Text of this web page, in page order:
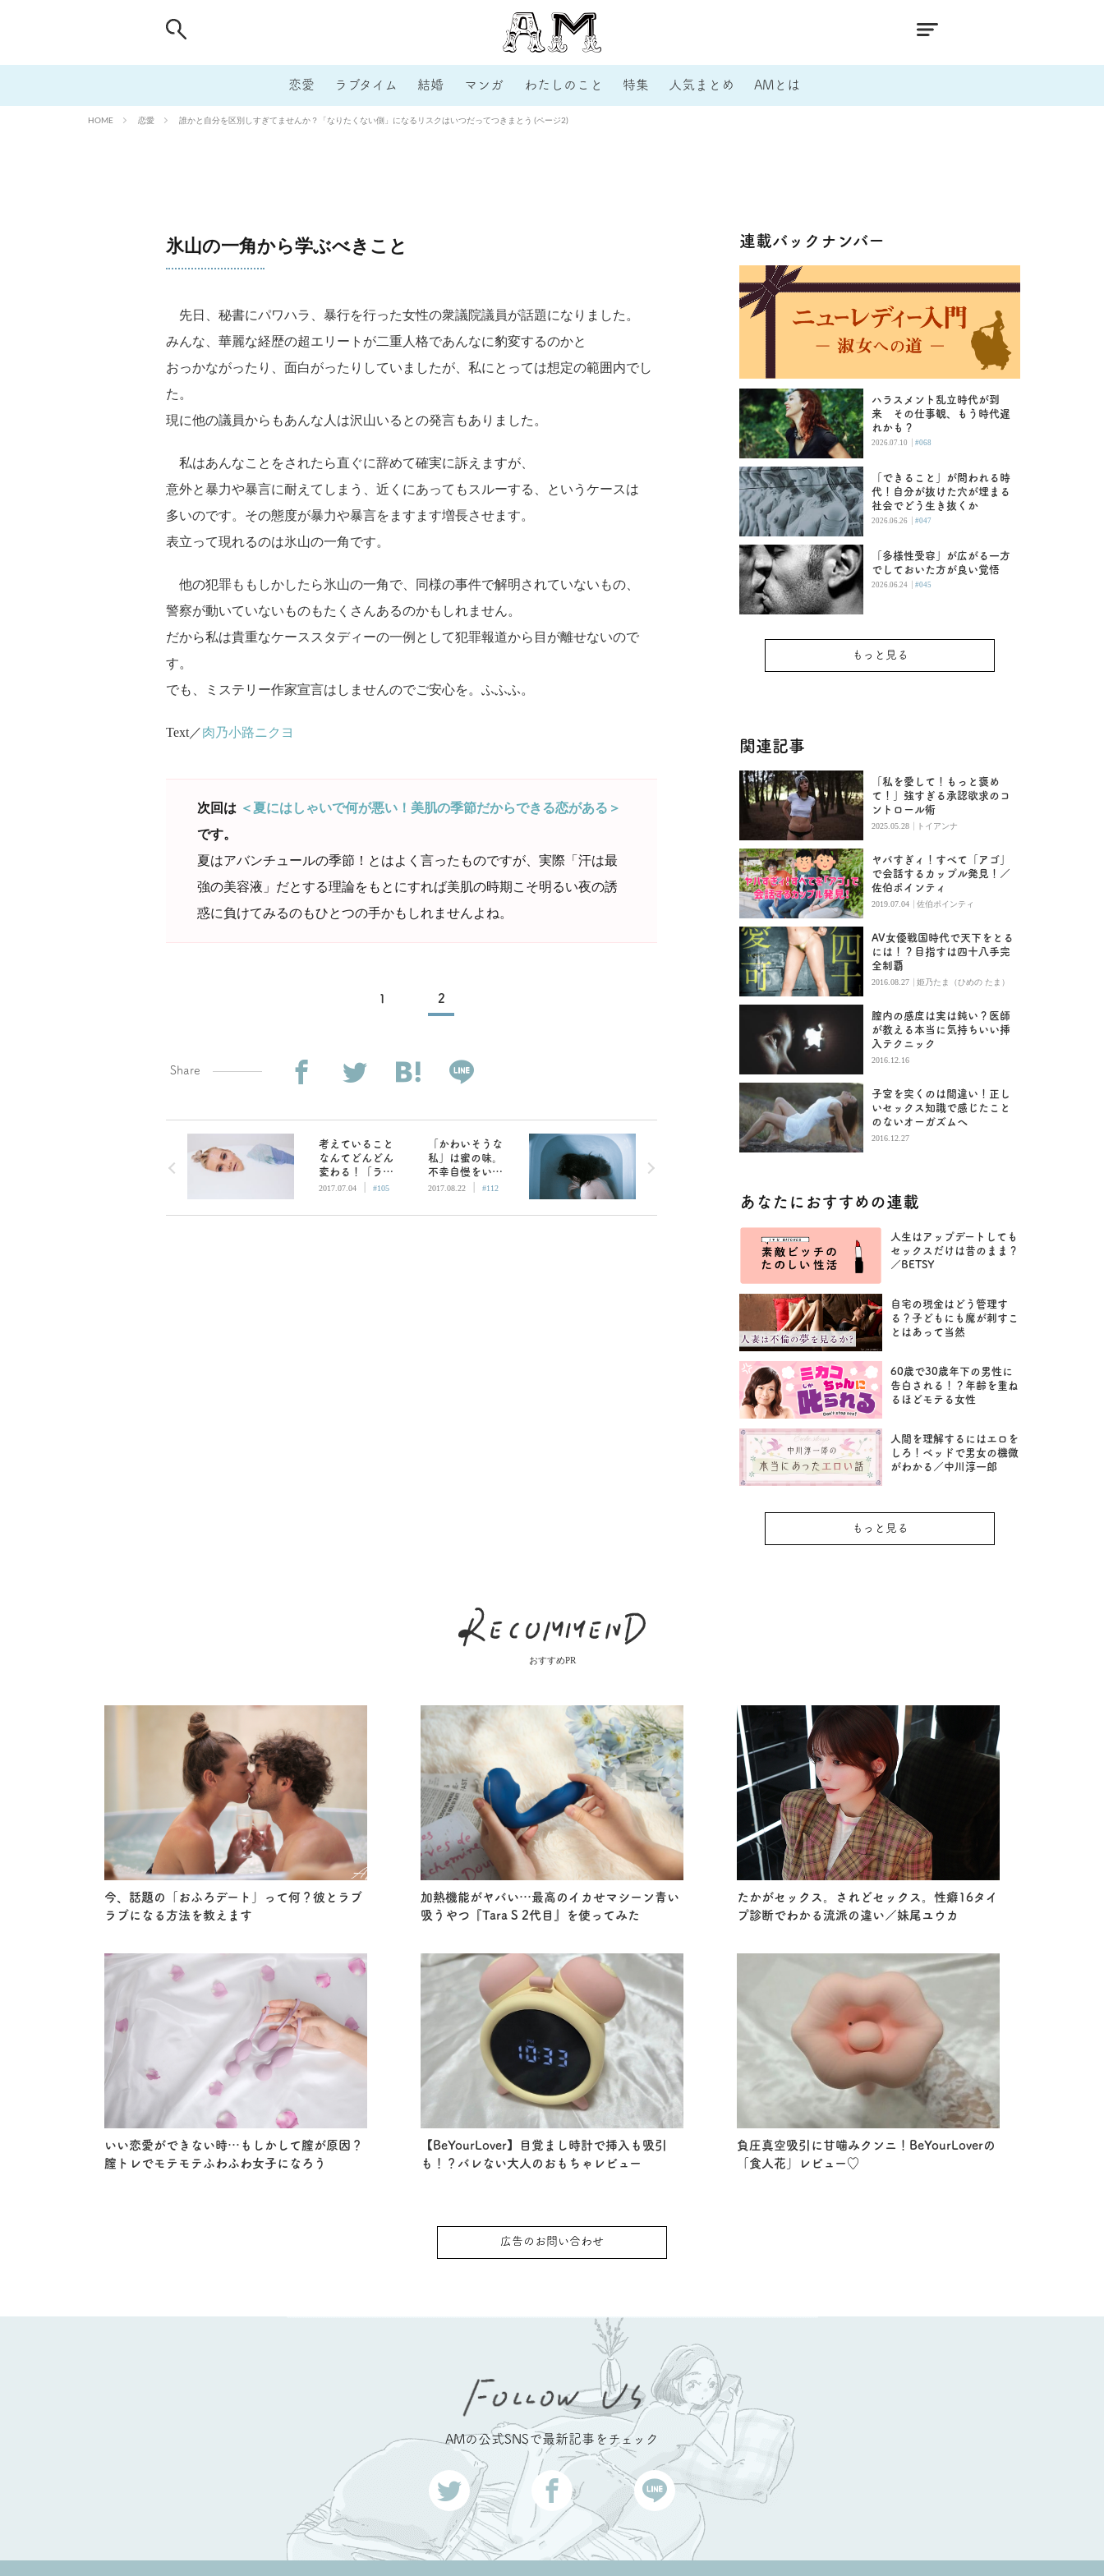
恋愛 ラブタイム 結婚 マンガ わたしのこと 特集 人気まとめ AMとは
HOME 恋愛 誰かと自分を区別しすぎてませんか？「なりたくない側」になるリスクはいつだってつきまとう (ページ2)
氷山の一角から学ぶべきこと
先日、秘書にパワハラ、暴行を行った女性の衆議院議員が話題になりました。
みんな、華麗な経歴の超エリートが二重人格であんなに豹変するのかと
おっかながったり、面白がったりしていましたが、私にとっては想定の範囲内でし
た。
現に他の議員からもあんな人は沢山いるとの発言もありました。
私はあんなことをされたら直ぐに辞めて確実に訴えますが、
意外と暴力や暴言に耐えてしまう、近くにあってもスルーする、というケースは
多いのです。その態度が暴力や暴言をますます増長させます。
表立って現れるのは氷山の一角です。
他の犯罪ももしかしたら氷山の一角で、同様の事件で解明されていないもの、
警察が動いていないものもたくさんあるのかもしれません。
だから私は貴重なケーススタディーの一例として犯罪報道から目が離せないので
す。
でも、ミステリー作家宣言はしませんのでご安心を。ふふふ。
Text／肉乃小路ニクヨ
次回は ＜夏にはしゃいで何が悪い！美肌の季節だからできる恋がある＞
です。
夏はアバンチュールの季節！とはよく言ったものですが、実際「汗は最
強の美容液」だとする理論をもとにすれば美肌の時期こそ明るい夜の誘
惑に負けてみるのもひとつの手かもしれませんよね。
1 2
Share
考えていること
なんてどんどん
変わる！「ライ
ブ感」を生かし
進め方
2017.07.04 | #105
「かわいそうな
私」は蜜の味。
不幸自慢をいま
すぐやめたほう
2017.08.22 | #112
連載バックナンバー
ハラスメント乱立時代が到
来 その仕事観、もう時代遅
れかも？
2026.07.10 | #068
「できること」が問われる時
代！自分が抜けた穴が埋まる
社会でどう生き抜くか
2026.06.26 | #047
「多様性受容」が広がる一方
でしておいた方が良い覚悟
2026.06.24 | #045
もっと見る
関連記事
「私を愛して！もっと褒め
て！」強すぎる承認欲求のコ
ントロール術
2025.05.28 | トイアンナ
ヤバすぎィ！すべて「アゴ」
で会話するカップル発見！／
佐伯ポインティ
2019.07.04 | 佐伯ポインティ
AV女優戦国時代で天下をとる
には！？目指すは四十八手完
全制覇
2016.08.27 | 姫乃たま（ひめの たま）
膣内の感度は実は鈍い？医師
が教える本当に気持ちいい挿
入テクニック
2016.12.16
子宮を突くのは間違い！正し
いセックス知識で感じたこと
のないオーガズムへ
2016.12.27
あなたにおすすめの連載
人生はアップデートしても
セックスだけは昔のまま？
／BETSY
自宅の現金はどう管理す
る？子どもにも魔が刺すこ
とはあって当然
60歳で30歳年下の男性に
告白される！？年齢を重ね
るほどモテる女性
人間を理解するにはエロを
しろ！ベッドで男女の機微
がわかる／中川淳一郎
もっと見る
おすすめPR
今、話題の「おふろデート」って何？彼とラブ
ラブになる方法を教えます
加熱機能がヤバい…最高のイカせマシーン青い
吸うやつ『Tara S 2代目』を使ってみた
たかがセックス。されどセックス。性癖16タイ
プ診断でわかる流派の違い／妹尾ユウカ
いい恋愛ができない時…もしかして膣が原因？
膣トレでモテモテふわふわ女子になろう
【BeYourLover】目覚まし時計で挿入も吸引
も！？バレない大人のおもちゃレビュー
負圧真空吸引に甘噛みクンニ！BeYourLoverの
「食人花」レビュー♡
広告のお問い合わせ
AMの公式SNSで最新記事をチェック